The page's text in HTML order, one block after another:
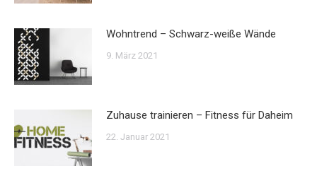
Wohntrend – Schwarz-weiße Wände
9. März 2021
Zuhause trainieren – Fitness für Daheim
22. Januar 2021